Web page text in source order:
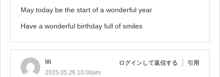
May today be the start of a wonderful year
Have a wonderful birthday full of smiles
lili
2025.05.26 10:00am
ログインして返信する 引用